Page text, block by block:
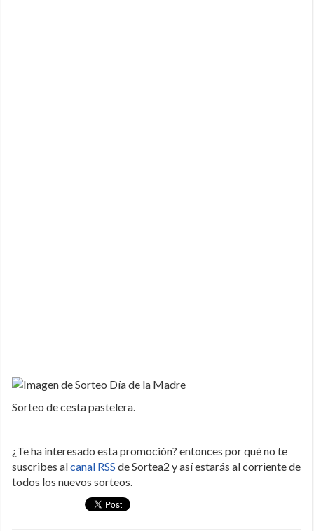
Sorteo de cesta pastelera.
¿Te ha interesado esta promoción? entonces por qué no te
suscribes alcanal RSS de Sortea2 y así estarás al corriente de
todos los nuevos sorteos.